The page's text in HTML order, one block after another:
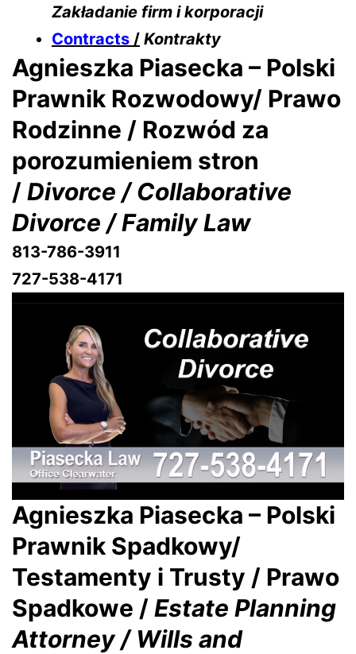
Zakładanie firm i korporacji
Contracts / Kontrakty
Agnieszka Piasecka – Polski
Prawnik Rozwodowy/ Prawo
Rodzinne / Rozwód za
porozumieniem stron
/Divorce / Collaborative
Divorce / Family Law
813-786-3911
727-538-4171
Agnieszka Piasecka – Polski
Prawnik Spadkowy/
Testamenty i Trusty / Prawo
Spadkowe /Estate Planning
Attorney / Wills and